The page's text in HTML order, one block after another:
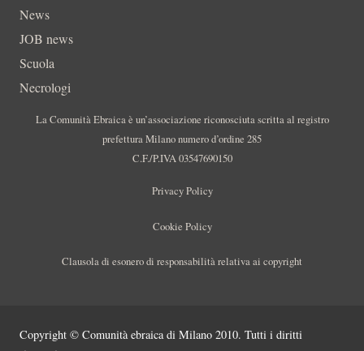
News
JOB news
Scuola
Necrologi
La Comunità Ebraica è un’associazione riconosciuta scritta al registro
prefettura Milano numero d’ordine 285
C.F./P.IVA 03547690150
Privacy Policy
Cookie Policy
Clausola di esonero di responsabilità relativa ai copyright
Copyright © Comunità ebraica di Milano 2010. Tutti i diritti